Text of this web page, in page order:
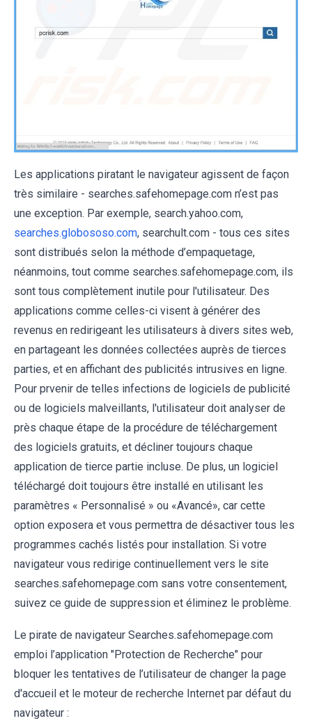
Les applications piratant le navigateur agissent de façon
très similaire - searches.safehomepage.com n’est pas
une exception. Par exemple, search.yahoo.com,
searches.globososo.com, searchult.com - tous ces sites
sont distribués selon la méthode d’empaquetage,
néanmoins, tout comme searches.safehomepage.com, ils
sont tous complètement inutile pour l'utilisateur. Des
applications comme celles-ci visent à générer des
revenus en redirigeant les utilisateurs à divers sites web,
en partageant les données collectées auprès de tierces
parties, et en affichant des publicités intrusives en ligne.
Pour prvenir de telles infections de logiciels de publicité
ou de logiciels malveillants, l'utilisateur doit analyser de
près chaque étape de la procédure de téléchargement
des logiciels gratuits, et décliner toujours chaque
application de tierce partie incluse. De plus, un logiciel
téléchargé doit toujours être installé en utilisant les
paramètres « Personnalisé » ou «Avancé», car cette
option exposera et vous permettra de désactiver tous les
programmes cachés listés pour installation. Si votre
navigateur vous redirige continuellement vers le site
searches.safehomepage.com sans votre consentement,
suivez ce guide de suppression et éliminez le problème.
Le pirate de navigateur Searches.safehomepage.com
emploi l’application "Protection de Recherche" pour
bloquer les tentatives de l’utilisateur de changer la page
d'accueil et le moteur de recherche Internet par défaut du
navigateur :